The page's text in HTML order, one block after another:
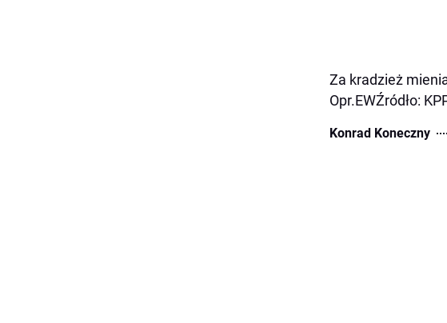
Za kradzież
Opr.EWŹródło:
Konrad Koneczny